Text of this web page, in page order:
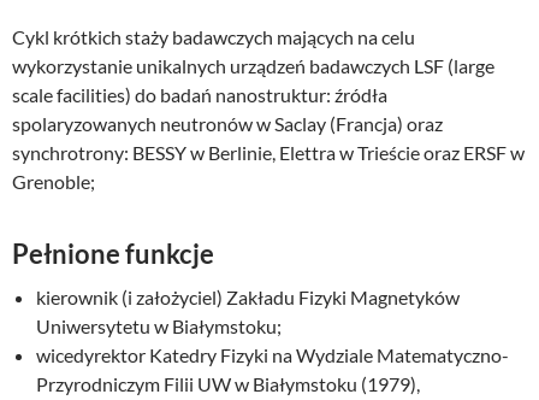
Cykl krótkich staży badawczych mających na celu
wykorzystanie unikalnych urządzeń badawczych LSF (large
scale facilities) do badań nanostruktur: źródła
spolaryzowanych neutronów w Saclay (Francja) oraz
synchrotrony: BESSY w Berlinie, Elettra w Trieście oraz ERSF w
Grenoble;
Pełnione funkcje
kierownik (i założyciel) Zakładu Fizyki Magnetyków
Uniwersytetu w Białymstoku;
wicedyrektor Katedry Fizyki na Wydziale Matematyczno-
Przyrodniczym Filii UW w Białymstoku (1979),